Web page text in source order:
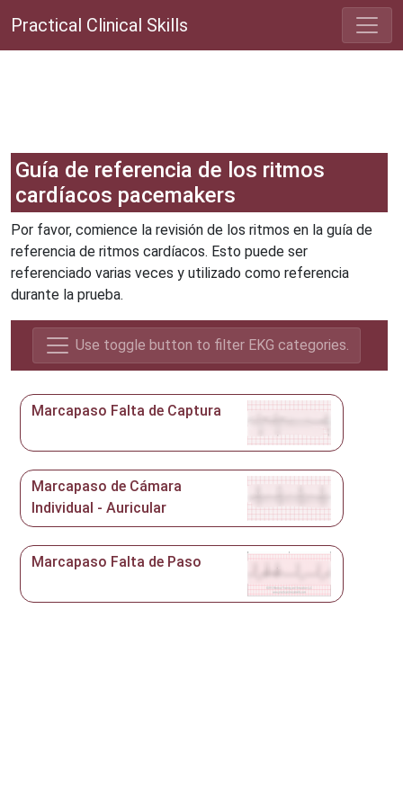
Practical Clinical Skills
Guía de referencia de los ritmos
cardíacos pacemakers
Por favor, comience la revisión de los ritmos en la guía de
referencia de ritmos cardíacos. Esto puede ser
referenciado varias veces y utilizado como referencia
durante la prueba.
Use toggle button to filter EKG categories.
Marcapaso Falta de Captura
Marcapaso de Cámara
Individual - Auricular
Marcapaso Falta de Paso